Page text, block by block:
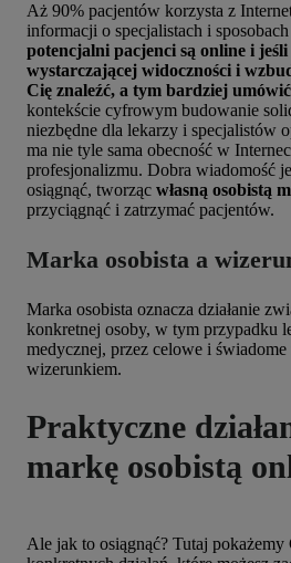
Aż 90% pacjentów korzysta z
informacji o specjalistach i
potencjalni pacjenci są online i
wystarczającej widoczności i
Cię znaleźć, a tym bardziej
kontekście cyfrowym budowanie
niezbędne dla lekarzy i specjalistów
ma nie tyle sama obecność w
profesjonalizmu. Dobra wiadomość
osiągnąć, tworząc własną osobistą
przyciągnąć i zatrzymać pacjentów.
Marka osobista a
Marka osobista oznacza działanie
konkretnej osoby, w tym przypadku
medycznej, przez celowe i
wizerunkiem.
Praktyczne
markę osobistą
Ale jak to osiągnąć? Tutaj